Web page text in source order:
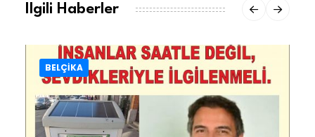
Ilgili Haberler
BELÇİKA